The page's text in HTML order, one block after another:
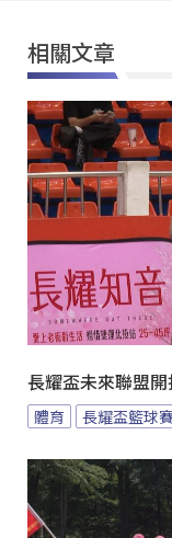
相關文章
長耀盃未來聯盟
體育 長耀盃籃球